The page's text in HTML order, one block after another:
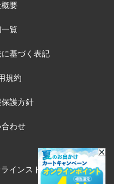
概要
一覧
基づく表記
規約
護方針
合わせ
インストア